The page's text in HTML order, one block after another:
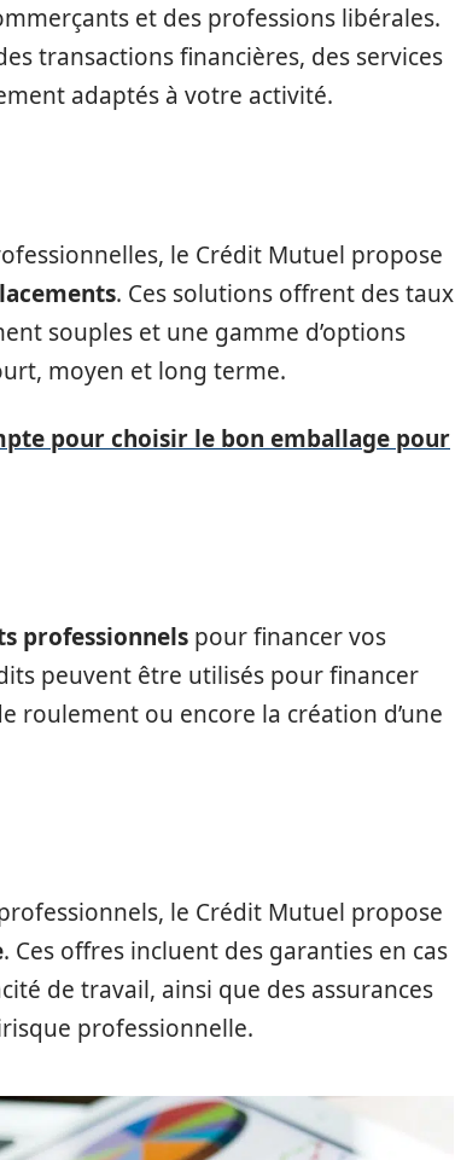
et des professions libérales.
transactions financières, des services
adaptés à votre activité.
le Crédit Mutuel propose
. Ces solutions offrent des taux
souples et une gamme d’options
moyen et long terme.
pour choisir le bon emballage pour
professionnels pour financer vos
peuvent être utilisés pour financer
roulement ou encore la création d’une
le Crédit Mutuel propose
. Ces offres incluent des garanties en cas
de travail, ainsi que des assurances
professionnelle.